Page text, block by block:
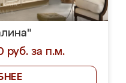
руб. за п.м.